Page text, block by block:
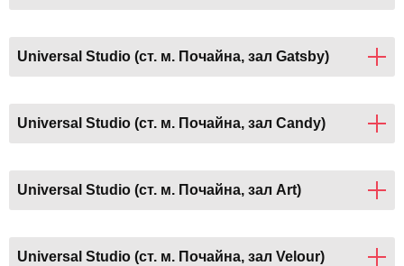
Universal Studio (ст. м. Почайна, зал Gatsby)
Universal Studio (ст. м. Почайна, зал Candy)
Universal Studio (ст. м. Почайна, зал Art)
Universal Studio (ст. м. Почайна, зал Velour)